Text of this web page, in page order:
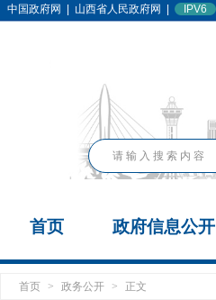
中国政府网 山西省人民政府网 IPV6
首页 政府信息公开
首页 > 政务公开 > 正文